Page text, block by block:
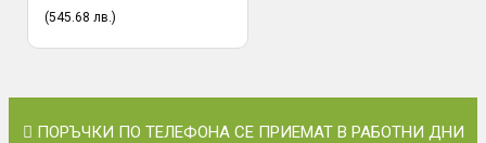
(545.68 лв.)
ПОРЪЧКИ ПО ТЕЛЕФОНА СЕ ПРИЕМАТ В РАБОТНИ ДНИ